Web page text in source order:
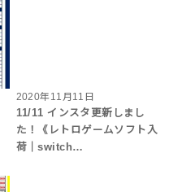
2020年11月11日
11/11 インスタ更新しまし
た！《レトロゲームソフト入
荷｜switch…